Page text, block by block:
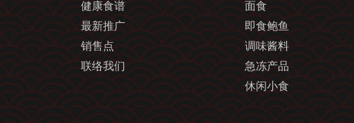
健康食谱
最新推广
销售点
联络我们
面食
即食鲍鱼
调味酱料
急冻产品
休闲小食